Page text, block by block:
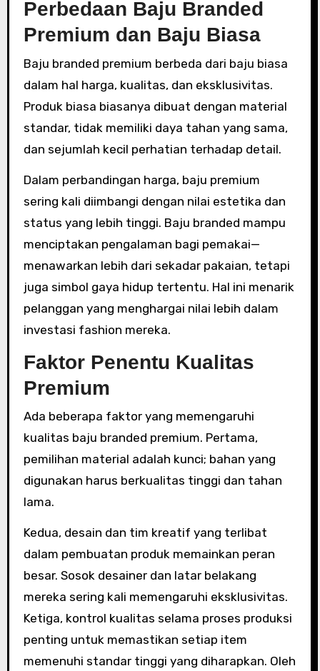
Perbedaan Baju Branded
Premium dan Baju Biasa
Baju branded premium berbeda dari baju biasa
dalam hal harga, kualitas, dan eksklusivitas.
Produk biasa biasanya dibuat dengan material
standar, tidak memiliki daya tahan yang sama,
dan sejumlah kecil perhatian terhadap detail.
Dalam perbandingan harga, baju premium
sering kali diimbangi dengan nilai estetika dan
status yang lebih tinggi. Baju branded mampu
menciptakan pengalaman bagi pemakai—
menawarkan lebih dari sekadar pakaian, tetapi
juga simbol gaya hidup tertentu. Hal ini menarik
pelanggan yang menghargai nilai lebih dalam
investasi fashion mereka.
Faktor Penentu Kualitas
Premium
Ada beberapa faktor yang memengaruhi
kualitas baju branded premium. Pertama,
pemilihan material adalah kunci; bahan yang
digunakan harus berkualitas tinggi dan tahan
lama.
Kedua, desain dan tim kreatif yang terlibat
dalam pembuatan produk memainkan peran
besar. Sosok desainer dan latar belakang
mereka sering kali memengaruhi eksklusivitas.
Ketiga, kontrol kualitas selama proses produksi
penting untuk memastikan setiap item
memenuhi standar tinggi yang diharapkan. Oleh